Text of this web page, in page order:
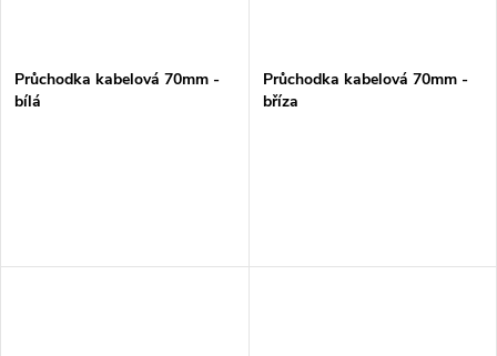
Průchodka kabelová 70mm -
bílá
Průchodka kabelová 70mm -
bříza